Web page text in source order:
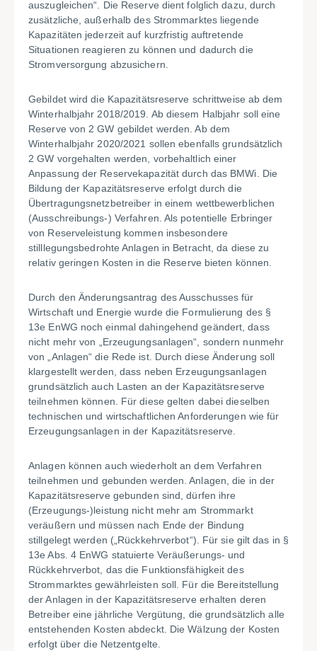
auszugleichen“. Die Reserve dient folglich dazu, durch
zusätzliche, außerhalb des Strommarktes liegende
Kapazitäten jederzeit auf kurzfristig auftretende
Situationen reagieren zu können und dadurch die
Stromversorgung abzusichern.
Gebildet wird die Kapazitätsreserve schrittweise ab dem
Winterhalbjahr 2018/2019. Ab diesem Halbjahr soll eine
Reserve von 2 GW gebildet werden. Ab dem
Winterhalbjahr 2020/2021 sollen ebenfalls grundsätzlich
2 GW vorgehalten werden, vorbehaltlich einer
Anpassung der Reservekapazität durch das BMWi. Die
Bildung der Kapazitätsreserve erfolgt durch die
Übertragungsnetzbetreiber in einem wettbewerblichen
(Ausschreibungs-) Verfahren. Als potentielle Erbringer
von Reserveleistung kommen insbesondere
stilllegungsbedrohte Anlagen in Betracht, da diese zu
relativ geringen Kosten in die Reserve bieten können.
Durch den Änderungsantrag des Ausschusses für
Wirtschaft und Energie wurde die Formulierung des §
13e EnWG noch einmal dahingehend geändert, dass
nicht mehr von „Erzeugungsanlagen“, sondern nunmehr
von „Anlagen“ die Rede ist. Durch diese Änderung soll
klargestellt werden, dass neben Erzeugungsanlagen
grundsätzlich auch Lasten an der Kapazitätsreserve
teilnehmen können. Für diese gelten dabei dieselben
technischen und wirtschaftlichen Anforderungen wie für
Erzeugungsanlagen in der Kapazitätsreserve.
Anlagen können auch wiederholt an dem Verfahren
teilnehmen und gebunden werden. Anlagen, die in der
Kapazitätsreserve gebunden sind, dürfen ihre
(Erzeugungs-)leistung nicht mehr am Strommarkt
veräußern und müssen nach Ende der Bindung
stillgelegt werden („Rückkehrverbot“). Für sie gilt das in §
13e Abs. 4 EnWG statuierte Veräußerungs- und
Rückkehrverbot, das die Funktionsfähigkeit des
Strommarktes gewährleisten soll. Für die Bereitstellung
der Anlagen in der Kapazitätsreserve erhalten deren
Betreiber eine jährliche Vergütung, die grundsätzlich alle
entstehenden Kosten abdeckt. Die Wälzung der Kosten
erfolgt über die Netzentgelte.